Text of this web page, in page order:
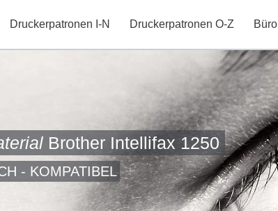
Druckerpatronen I-N Druckerpatronen O-Z Büro
Brother Intellifax 1250
- KOMPATIBEL